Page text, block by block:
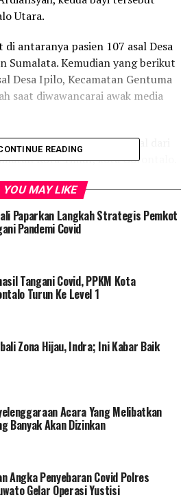
Utara.
di antaranya pasien 107 asal Desa
Sumalata. Kemudian yang berikut
Desa Ipilo, Kecamatan Gentuma
saat diwawancarai awak media
bahwa pasien 108 berasal dari
Kota Timur, kota Gorontalo.
konferensi pers pada Selasa
Ipilo, Gentuma Raya.
oleh pihak Rumah Sakit Aloei
bahwa saat ini pasien 108 tengah
mengingat pasien dalam
lahir melebihi jadwal kehamilan.
dirawat di NICU,” jelas Ketua
(IDI) Gorut. “Intinya pasien
tim medis Rumah Sakit Aloei
kontaknya, tim kata Ardi masih
lewat ibu sang bayi atau pihak
swab test sang ibu negatif.
READING
YOU MAY LIKE
Paparkan Langkah Strategis Pemkot
Pandemi Covid
Tangani Covid, PPKM Kota
Turun Ke Level 1
Zona Hijau, Indra; Ini Kabar Baik
Acara Yang Melibatkan
Banyak Akan Dizinkan
Angka Penyebaran Covid Polres
Gelar Operasi Yustisi